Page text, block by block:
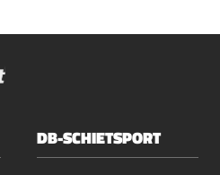
DB-SCHIETSPORT